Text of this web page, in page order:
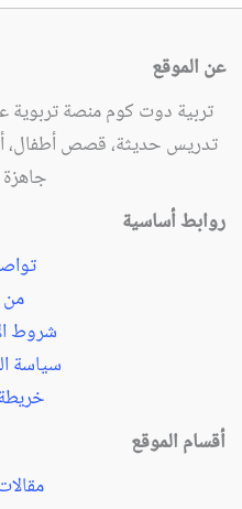
عن الموقع
تربية دوت كوم منصة تربوية
تدريس حديثة، قصص أطفال،
جاهزة
روابط أساسية
شروط
سياسة
أقسام الموقع